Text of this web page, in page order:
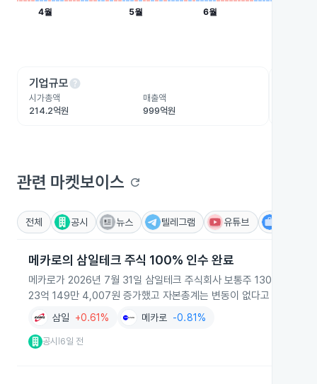
기업규모help
시가총액
214.2억원
매출액
999억원
관련 마켓보이스 refresh
전체 공시 뉴스 텔레그램 유튜브
메카로의 삼일테크 주식 100% 인수 완료
메카로가 2026년 7월 31일 삼일테크 주식회사 보통주 130,600주
23억 149만 4,007원 증가했고 자본총계는 변동이 없다고 밝혔습니
삼일 +0.61% 메카로 -0.81%
공시 6일 전